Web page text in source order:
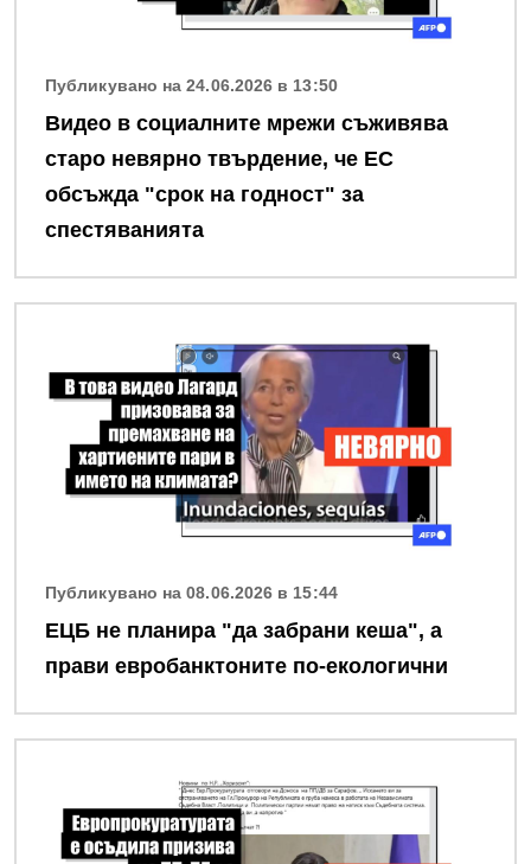
Публикувано на 24.06.2026 в 13:50
Видео в социалните мрежи съживява
старо невярно твърдение, че ЕС
обсъжда "срок на годност" за
спестяванията
Публикувано на 08.06.2026 в 15:44
ЕЦБ не планира "да забрани кеша", а
прави евробанктоните по-екологични